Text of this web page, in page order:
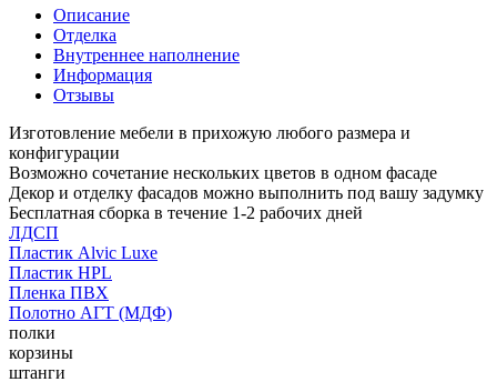
Описание
Отделка
Внутреннее наполнение
Информация
Отзывы
Изготовление мебели в прихожую любого размера и
конфигурации
Возможно сочетание нескольких цветов в одном фасаде
Декор и отделку фасадов можно выполнить под вашу задумку
Бесплатная сборка в течение 1-2 рабочих дней
ЛДСП
Пластик Alvic Luxe
Пластик HPL
Пленка ПВХ
Полотно АГТ (МДФ)
полки
корзины
штанги